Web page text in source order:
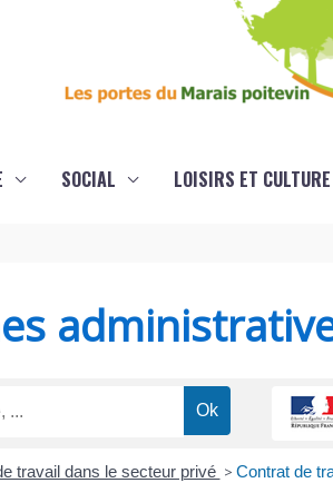
SOCIAL LOISIRS ET CULTURE
travail dans le secteur privé > Contrat de